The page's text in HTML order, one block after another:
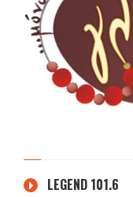
LEGEND 101.6